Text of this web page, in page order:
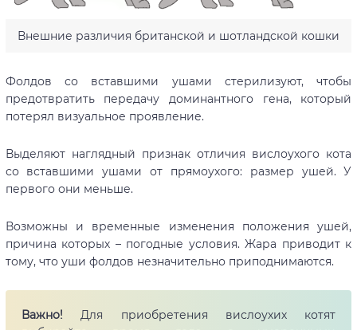
Внешние различия британской и шотландской кошки
Фолдов со вставшими ушами стерилизуют, чтобы
предотвратить передачу доминантного гена, который
потерял визуальное проявление.
Выделяют наглядный признак отличия вислоухого кота
со вставшими ушами от прямоухого: размер ушей. У
первого они меньше.
Возможны и временные изменения положения ушей,
причина которых – погодные условия. Жара приводит к
тому, что уши фолдов незначительно приподнимаются.
Важно!Для приобретения вислоухих котят